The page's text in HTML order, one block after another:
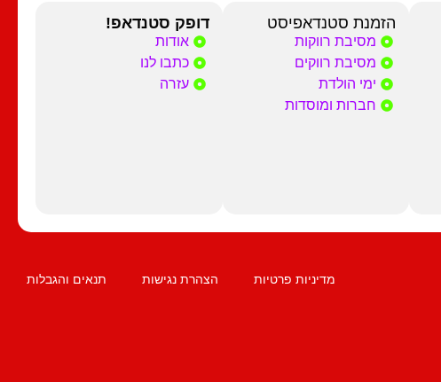
הזמנת סטנדאפיסט
מסיבת רווקות
מסיבת רווקים
ימי הולדת
חברות ומוסדות
דופק סטנדאפ!
אודות
כתבו לנו
עזרה
מדיניות פרטיות הצהרת נגישות תנאים והגבלות